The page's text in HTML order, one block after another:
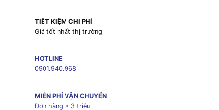
TIẾT KIỆM CHI PHÍ
Giá tốt nhất thị trường
HOTLINE
0901.940.968
MIỄN PHÍ VẬN CHUYỂN
Đơn hàng > 3 triệu